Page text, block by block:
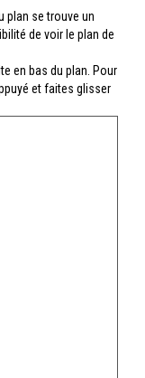
plan se trouve un
de voir le plan de
en bas du plan. Pour
et faites glisser